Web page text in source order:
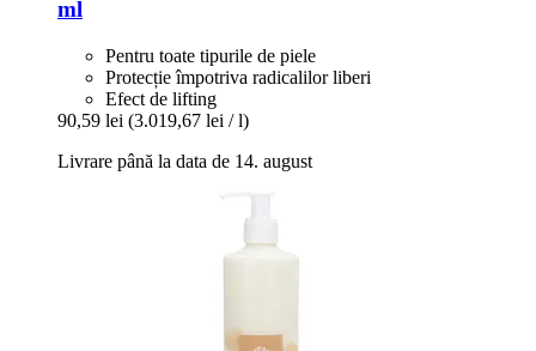
ml
Pentru toate tipurile de piele
Protecție împotriva radicalilor liberi
Efect de lifting
90,59 lei (3.019,67 lei / l)
Livrare până la data de 14. august